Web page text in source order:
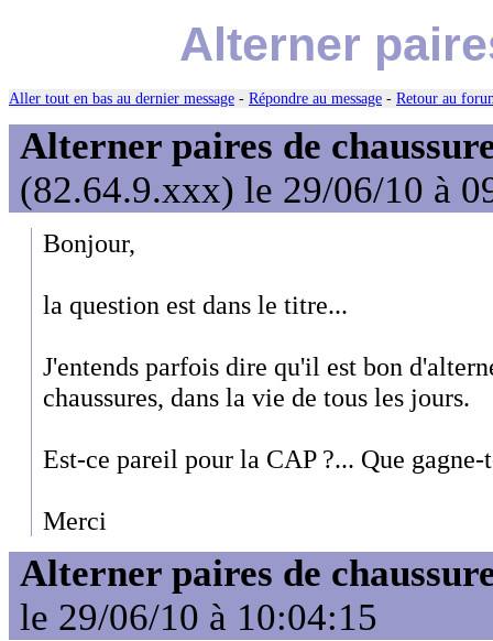
Alterner
Aller tout en bas au dernier message - Répondre au message - Retour au
Alterner paires de
(82.64.9.xxx) le 29/06/10 à
Bonjour,
la question est dans le titre...
J'entends parfois dire qu'il est bon
chaussures, dans la vie de tous les jours.
Est-ce pareil pour la CAP ?... Que
Merci
Alterner paires de
le 29/06/10 à 10:04:15